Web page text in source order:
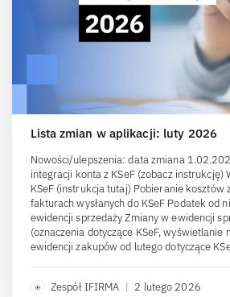
Lista zmian w aplikacji: luty 2026
Nowości/ulepszenia: data zmiana
integracji konta z KSeF (zobacz instrukcję)
KSeF (instrukcja tutaj) Pobieranie kosztów
fakturach wysłanych do KSeF Podatek od
ewidencji sprzedaży Zmiany w ewidencji
(oznaczenia dotyczące KSeF, wyświetlanie
ewidencji zakupów od lutego dotyczące
Zespół IFIRMA | 2 lutego 2026